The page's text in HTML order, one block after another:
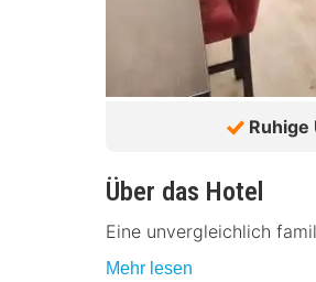
Ruhige
Über das Hotel
Eine unvergleichlich
Mehr lesen